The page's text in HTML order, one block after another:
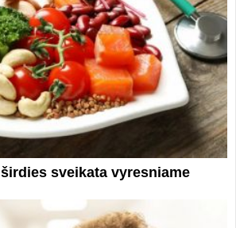
sveikata vyresniame